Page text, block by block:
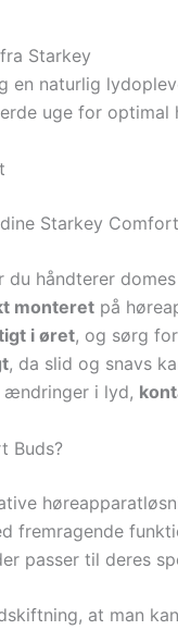
Starkey
en naturlig
uge for optimal
Starkey
du håndterer
monteret på
i øret, og sørg
, da slid og snavs
ændringer i lyd,
Buds?
fremragende
passer til deres
at man